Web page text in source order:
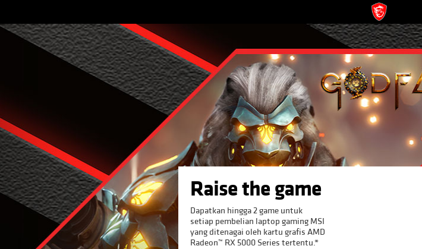
Raise the game
Dapatkan hingga 2 game untuk
setiap pembelian laptop gaming MSI
yang ditenagai oleh kartu grafis AMD
Radeon™ RX 5000 Series tertentu.*